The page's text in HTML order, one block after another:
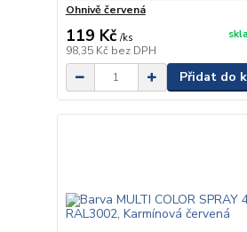
Ohnivě červená
119 Kč /ks
98,35 Kč bez DPH
Přidat do